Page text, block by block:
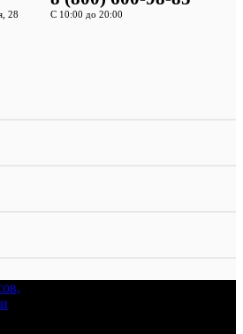
28 С 10:00 до 20:00